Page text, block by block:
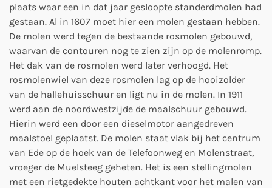
plaats waar een in dat jaar gesloopte standerdmolen had
gestaan. Al in 1607 moet hier een molen gestaan hebben.
De molen werd tegen de bestaande rosmolen gebouwd,
waarvan de contouren nog te zien zijn op de molenromp.
Het dak van de rosmolen werd later verhoogd. Het
rosmolenwiel van deze rosmolen lag op de hooizolder
van de hallehuisschuur en ligt nu in de molen. In 1911
werd aan de noordwestzijde de maalschuur gebouwd.
Hierin werd een door een dieselmotor aangedreven
maalstoel geplaatst. De molen staat vlak bij het centrum
van Ede op de hoek van de Telefoonweg en Molenstraat,
vroeger de Muelsteeg geheten. Het is een stellingmolen
met een rietgedekte houten achtkant voor het malen van